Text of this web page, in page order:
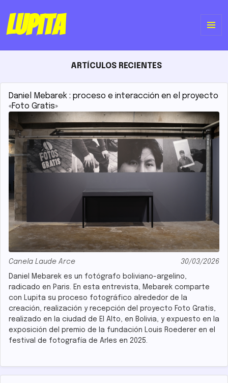
Lupita
ARTÍCULOS RECIENTES
Daniel Mebarek : proceso e interacción en el proyecto
«Foto Gratis»
Canela Laude Arce 30/03/2026
Daniel Mebarek es un fotógrafo boliviano-argelino,
radicado en Paris. En esta entrevista, Mebarek comparte
con Lupita su proceso fotográfico alrededor de la
creación, realización y recepción del proyecto Foto Gratis,
realizado en la ciudad de El Alto, en Bolivia, y expuesto en la
exposición del premio de la fundación Louis Roederer en el
festival de fotografía de Arles en 2025.